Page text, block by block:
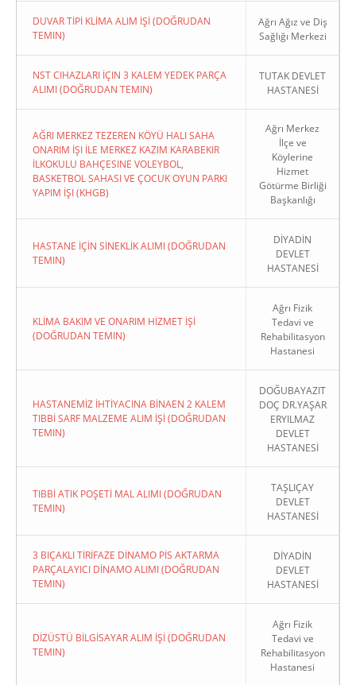
DUVAR TİPİ KLİMA ALIM İŞİ (DOĞRUDAN
TEMIN)
Ağrı Ağız ve Diş
Sağlığı Merkezi
NST CIHAZLARI İÇIN 3 KALEM YEDEK PARÇA
ALIMI (DOĞRUDAN TEMIN)
TUTAK DEVLET
HASTANESİ
AĞRI MERKEZ TEZEREN KÖYÜ HALI SAHA
ONARIM İŞI İLE MERKEZ KAZIM KARABEKIR
İLKOKULU BAHÇESINE VOLEYBOL,
BASKETBOL SAHASI VE ÇOCUK OYUN PARKI
YAPIM İŞI (KHGB)
Ağrı Merkez
İlçe ve
Köylerine
Hizmet
Götürme Birliği
Başkanlığı
HASTANE İÇİN SİNEKLİK ALIMI (DOĞRUDAN
TEMIN)
DİYADİN
DEVLET
HASTANESİ
KLİMA BAKIM VE ONARIM HİZMET İŞİ
(DOĞRUDAN TEMIN)
Ağrı Fizik
Tedavi ve
Rehabilitasyon
Hastanesi
HASTANEMİZ İHTİYACINA BİNAEN 2 KALEM
TIBBİ SARF MALZEME ALIM İŞİ (DOĞRUDAN
TEMIN)
DOĞUBAYAZIT
DOÇ DR.YAŞAR
ERYILMAZ
DEVLET
HASTANESİ
TIBBİ ATIK POŞETİ MAL ALIMI (DOĞRUDAN
TEMIN)
TAŞLIÇAY
DEVLET
HASTANESİ
3 BIÇAKLI TİRİFAZE DİNAMO PİS AKTARMA
PARÇALAYICI DİNAMO ALIMI (DOĞRUDAN
TEMIN)
DİYADİN
DEVLET
HASTANESİ
DİZÜSTÜ BİLGİSAYAR ALIM İŞİ (DOĞRUDAN
TEMIN)
Ağrı Fizik
Tedavi ve
Rehabilitasyon
Hastanesi